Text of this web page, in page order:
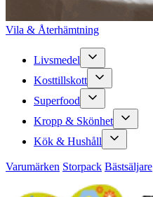
Vila & Återhämtning
Livsmedel
Kosttillskott
Superfood
Kropp & Skönhet
Kök & Hushåll
Varumärken Storpack Bästsäljare